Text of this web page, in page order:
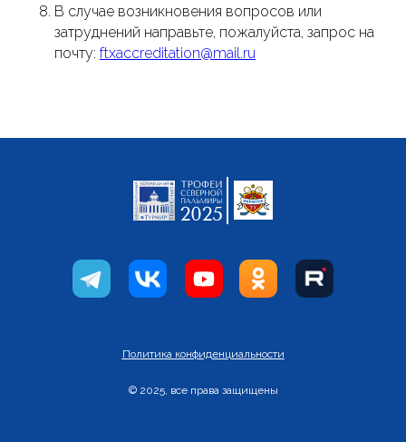
В случае возникновения вопросов или
затруднений направьте, пожалуйста, запрос на
почту: ftxaccreditation@mail.ru
Политика конфиденциальности
© 2025, все права защищены